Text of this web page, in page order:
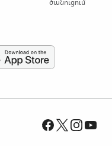
ծանուցում